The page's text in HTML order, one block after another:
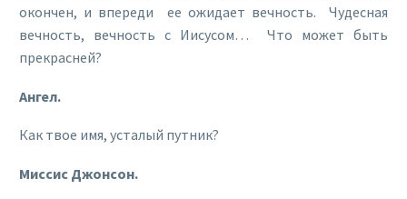
окончен, и впереди ее ожидает вечность. Чудесная
вечность, вечность с Иисусом… Что может быть
прекрасней?
Ангел.
Как твое имя, усталый путник?
Миссис Джонсон.